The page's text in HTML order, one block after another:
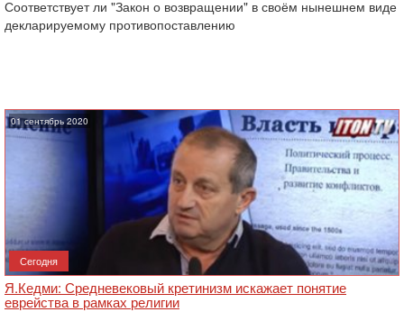
Соответствует ли "Закон о возвращении" в своём нынешнем виде
декларируемому противопоставлению
01 сентябрь 2020
Сегодня
Я.Кедми: Средневековый кретинизм искажает понятие
еврейства в рамках религии